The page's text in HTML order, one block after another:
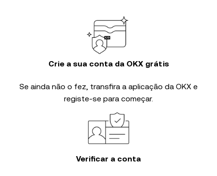
Crie a sua conta da OKX grátis
Se ainda não o fez, transfira a aplicação da OKX e
registe-se para começar.
Verificar a conta